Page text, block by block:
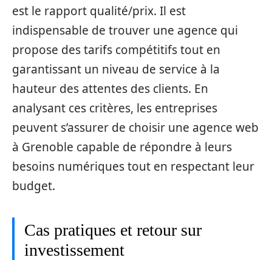
est le rapport qualité/prix. Il est
indispensable de trouver une agence qui
propose des tarifs compétitifs tout en
garantissant un niveau de service à la
hauteur des attentes des clients. En
analysant ces critères, les entreprises
peuvent s’assurer de choisir une agence web
à Grenoble capable de répondre à leurs
besoins numériques tout en respectant leur
budget.
Cas pratiques et retour sur
investissement